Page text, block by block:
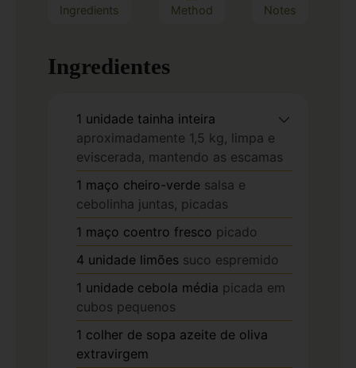
Ingredients Method Notes
Ingredientes
1 unidade tainha inteira
aproximadamente 1,5 kg, limpa e
eviscerada, mantendo as escamas
1 maço cheiro-verde salsa e
cebolinha juntas, picadas
1 maço coentro fresco picado
4 unidade limões suco espremido
1 unidade cebola média picada em
cubos pequenos
1 colher de sopa azeite de oliva
extravirgem